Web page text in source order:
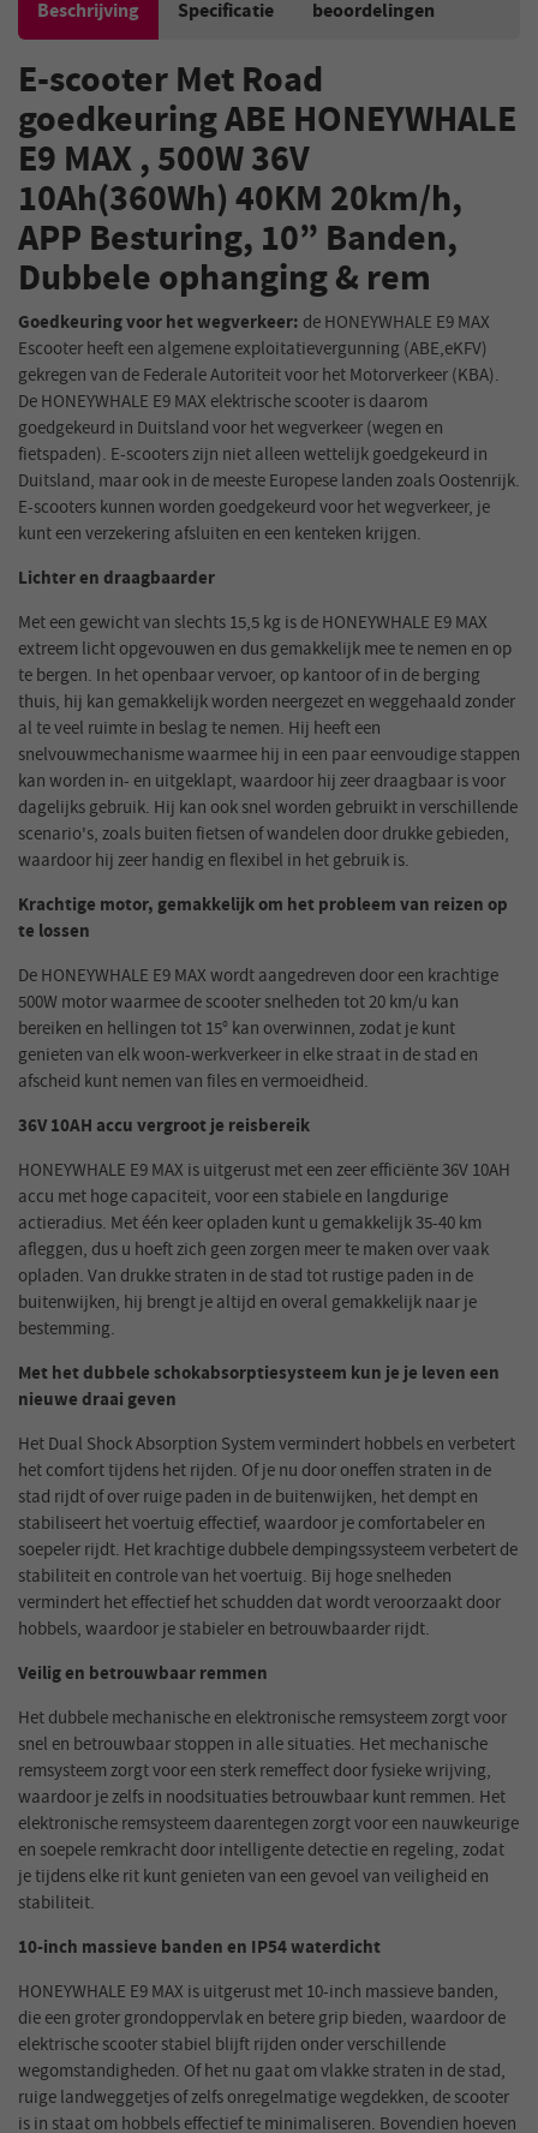
Beschrijving Specificatie beoordelingen
E-scooter Met Road
goedkeuring ABE HONEYWHALE
E9 MAX , 500W 36V
10Ah(360Wh) 40KM 20km/h,
APP Besturing, 10” Banden,
Dubbele ophanging & rem
Goedkeuring voor het wegverkeer: de HONEYWHALE E9 MAX
Escooter heeft een algemene exploitatievergunning (ABE,eKFV)
gekregen van de Federale Autoriteit voor het Motorverkeer (KBA).
De HONEYWHALE E9 MAX elektrische scooter is daarom
goedgekeurd in Duitsland voor het wegverkeer (wegen en
fietspaden). E-scooters zijn niet alleen wettelijk goedgekeurd in
Duitsland, maar ook in de meeste Europese landen zoals Oostenrijk.
E-scooters kunnen worden goedgekeurd voor het wegverkeer, je
kunt een verzekering afsluiten en een kenteken krijgen.
Lichter en draagbaarder
Met een gewicht van slechts 15,5 kg is de HONEYWHALE E9 MAX
extreem licht opgevouwen en dus gemakkelijk mee te nemen en op
te bergen. In het openbaar vervoer, op kantoor of in de berging
thuis, hij kan gemakkelijk worden neergezet en weggehaald zonder
al te veel ruimte in beslag te nemen. Hij heeft een
snelvouwmechanisme waarmee hij in een paar eenvoudige stappen
kan worden in- en uitgeklapt, waardoor hij zeer draagbaar is voor
dagelijks gebruik. Hij kan ook snel worden gebruikt in verschillende
scenario's, zoals buiten fietsen of wandelen door drukke gebieden,
waardoor hij zeer handig en flexibel in het gebruik is.
Krachtige motor, gemakkelijk om het probleem van reizen op
te lossen
De HONEYWHALE E9 MAX wordt aangedreven door een krachtige
500W motor waarmee de scooter snelheden tot 20 km/u kan
bereiken en hellingen tot 15° kan overwinnen, zodat je kunt
genieten van elk woon-werkverkeer in elke straat in de stad en
afscheid kunt nemen van files en vermoeidheid.
36V 10AH accu vergroot je reisbereik
HONEYWHALE E9 MAX is uitgerust met een zeer efficiënte 36V 10AH
accu met hoge capaciteit, voor een stabiele en langdurige
actieradius. Met één keer opladen kunt u gemakkelijk 35-40 km
afleggen, dus u hoeft zich geen zorgen meer te maken over vaak
opladen. Van drukke straten in de stad tot rustige paden in de
buitenwijken, hij brengt je altijd en overal gemakkelijk naar je
bestemming.
Met het dubbele schokabsorptiesysteem kun je je leven een
nieuwe draai geven
Het Dual Shock Absorption System vermindert hobbels en verbetert
het comfort tijdens het rijden. Of je nu door oneffen straten in de
stad rijdt of over ruige paden in de buitenwijken, het dempt en
stabiliseert het voertuig effectief, waardoor je comfortabeler en
soepeler rijdt. Het krachtige dubbele dempingssysteem verbetert de
stabiliteit en controle van het voertuig. Bij hoge snelheden
vermindert het effectief het schudden dat wordt veroorzaakt door
hobbels, waardoor je stabieler en betrouwbaarder rijdt.
Veilig en betrouwbaar remmen
Het dubbele mechanische en elektronische remsysteem zorgt voor
snel en betrouwbaar stoppen in alle situaties. Het mechanische
remsysteem zorgt voor een sterk remeffect door fysieke wrijving,
waardoor je zelfs in noodsituaties betrouwbaar kunt remmen. Het
elektronische remsysteem daarentegen zorgt voor een nauwkeurige
en soepele remkracht door intelligente detectie en regeling, zodat
je tijdens elke rit kunt genieten van een gevoel van veiligheid en
stabiliteit.
10-inch massieve banden en IP54 waterdicht
HONEYWHALE E9 MAX is uitgerust met 10-inch massieve banden,
die een groter grondoppervlak en betere grip bieden, waardoor de
elektrische scooter stabiel blijft rijden onder verschillende
wegomstandigheden. Of het nu gaat om vlakke straten in de stad,
ruige landweggetjes of zelfs onregelmatige wegdekken, de scooter
is in staat om hobbels effectief te minimaliseren. Bovendien hoeven